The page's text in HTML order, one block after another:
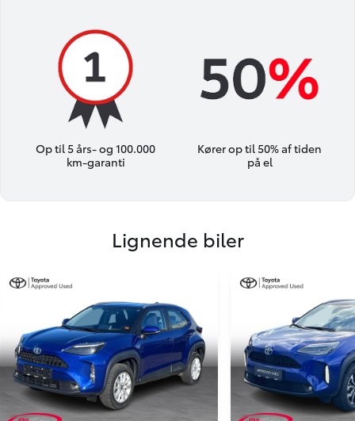
Op til 5 års- og 100.000
km-garanti
Kører op til 50% af tiden
på el
Lignende biler